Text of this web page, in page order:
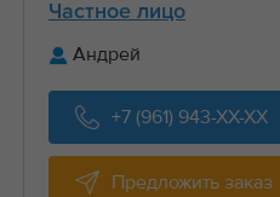
Частное лицо
Андрей
+7 (961) 943-XX-XX
Предложить заказ